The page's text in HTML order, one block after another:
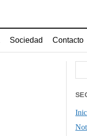
Sociedad Contacto